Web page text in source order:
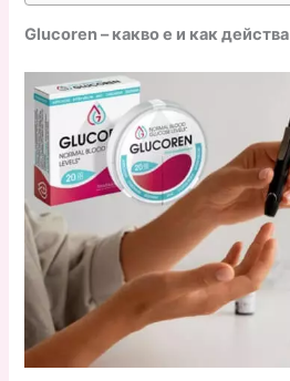
Glucoren – какво е и как действа